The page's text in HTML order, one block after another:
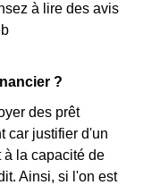
à lire des avis
?
des prêt
car justifier d'un
à la capacité de
Ainsi, si l'on est